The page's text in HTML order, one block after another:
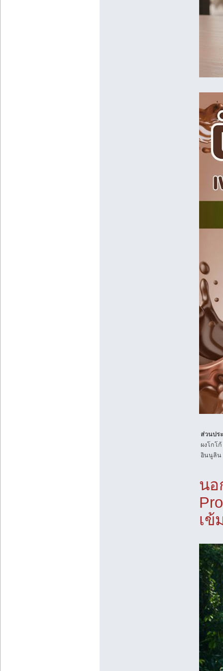
ส่วนปร
ผงโกโ
อินนูลิน
นอ
เข้